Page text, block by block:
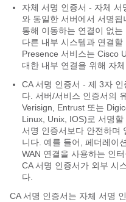
자체 서명 인증서 - 자체 서
와 동일한 서버에서 서명
통해 이동하는 연결이 없
다른 내부 시스템과 연결
Presence 서비스는 Cisco
대한 내부 연결을 위해 자
CA 서명 인증서 - 제 3자
다. 서버/서비스 인증서의
Verisign, Entrust 또는
Linux, Unix, IOS)로 서명
서명 인증서보다 안전하며
니다. 예를 들어, 페더레이
WAN 연결을 사용하는 인
CA 서명 인증서가 외부 시
다.
CA 서명 인증서는 자체 서명